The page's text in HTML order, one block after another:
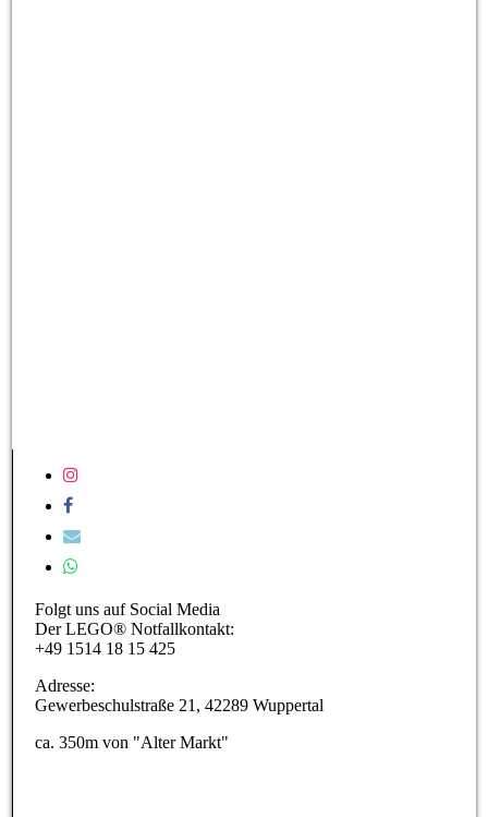
Folgt uns auf Social Media
Der LEGO® Notfallkontakt:
+49 1514 18 15 425
Adresse:
Gewerbeschulstraße 21, 42289 Wuppertal
ca. 350m von "Alter Markt"